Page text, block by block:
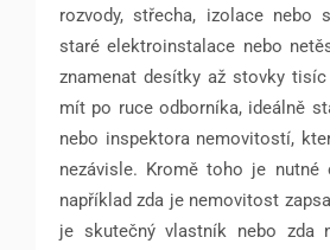
rozvody, střecha, izolace nebo
staré elektroinstalace nebo
znamenat desítky až stovky
mít po ruce odborníka, ideálně
nebo inspektora nemovitostí,
nezávisle. Kromě toho je nutné
například zda je nemovitost
je skutečný vlastník nebo zda